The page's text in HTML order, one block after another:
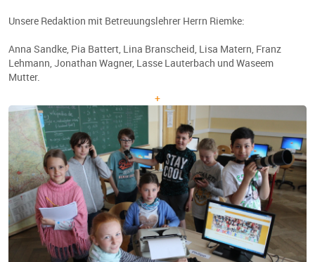
Unsere Redaktion mit Betreuungslehrer Herrn Riemke:
Anna Sandke, Pia Battert, Lina Branscheid, Lisa Matern, Franz
Lehmann, Jonathan Wagner, Lasse Lauterbach und Waseem
Mutter.
+